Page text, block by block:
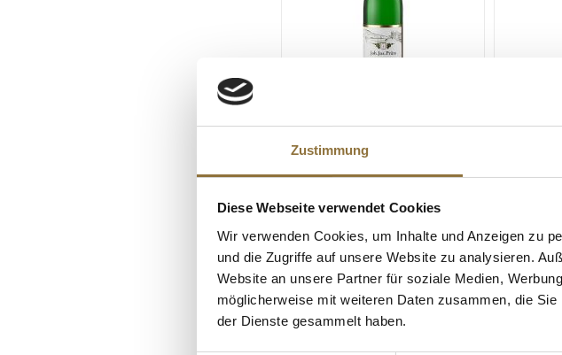
Zustimmung
Diese Webseite verwendet Cookies
Wir verwenden Cookies, um Inhalte und Anzeigen zu
und die Zugriffe auf unsere Website zu analysieren.
Website an unsere Partner für soziale Medien,
möglicherweise mit weiteren Daten zusammen, die
der Dienste gesammelt haben.
2017er "Graacher
GK, süß, 7 % vol., J.J. Prüm, 750
Art.Nr.:50862
€ 110,00*
€ 146,67*/ Liter
2017er
GK, süß,
€ 230,00*
€ 153,33*/